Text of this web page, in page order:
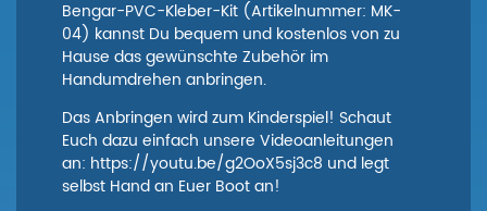
Bengar-PVC-Kleber-Kit (Artikelnummer: MK-
04) kannst Du bequem und kostenlos von zu
Hause das gewünschte Zubehör im
Handumdrehen anbringen.
Das Anbringen wird zum Kinderspiel! Schaut
Euch dazu einfach unsere Videoanleitungen
an: https://youtu.be/g2OoX5sj3c8 und legt
selbst Hand an Euer Boot an!